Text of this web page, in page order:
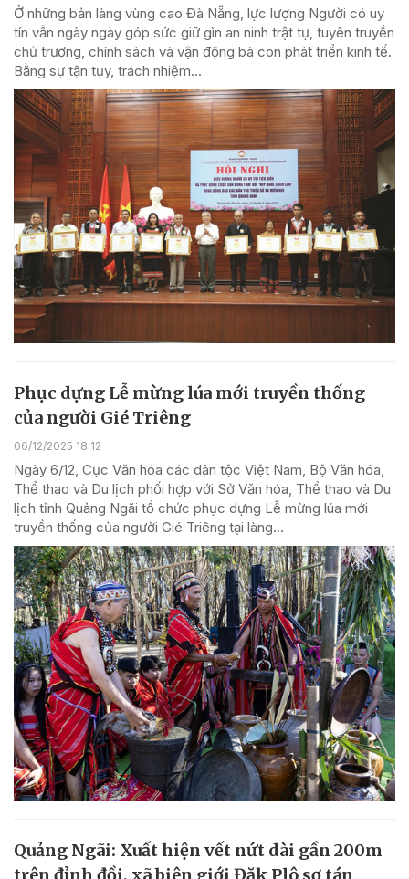
Ở những bản làng vùng cao Đà Nẵng, lực lượng Người có uy
tín vẫn ngày ngày góp sức giữ gìn an ninh trật tự, tuyên truyền
chủ trương, chính sách và vận động bà con phát triển kinh tế.
Bằng sự tận tụy, trách nhiệm...
Phục dựng Lễ mừng lúa mới truyền thống
của người Gié Triêng
06/12/2025 18:12
Ngày 6/12, Cục Văn hóa các dân tộc Việt Nam, Bộ Văn hóa,
Thể thao và Du lịch phối hợp với Sở Văn hóa, Thể thao và Du
lịch tỉnh Quảng Ngãi tổ chức phục dựng Lễ mừng lúa mới
truyền thống của người Gié Triêng tại làng...
Quảng Ngãi: Xuất hiện vết nứt dài gần 200m